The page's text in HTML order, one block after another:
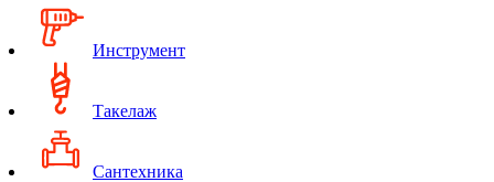
Инструмент
Такелаж
Сантехника